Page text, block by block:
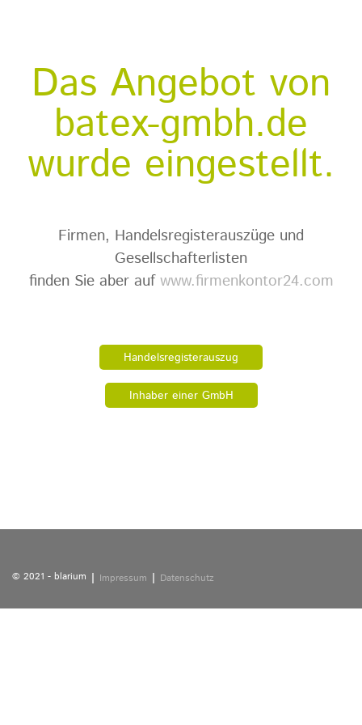
Das Angebot von
batex-gmbh.de
wurde eingestellt.
Firmen, Handelsregisterauszüge und
Gesellschafterlisten
finden Sie aber aufwww.firmenkontor24.com
Handelsregisterauszug
Inhaber einer GmbH
© 2021 - blarium Impressum Datenschutz